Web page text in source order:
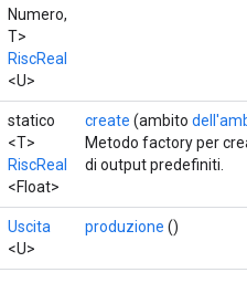
Numero,
T>
RiscReal
<U>
statico
<T>
RiscReal
<Float>
create (ambito
Metodo factory per
di output predefiniti.
Uscita
<U>
produzione ()